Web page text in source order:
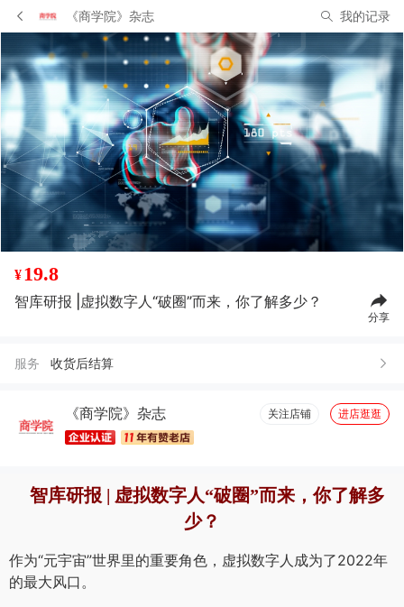
《商学院》杂志 我的记录
¥19.8
智库研报 |虚拟数字人“破圈”而来，你了解多少？
分享
服务 收货后结算
《商学院》杂志 关注店铺 进店逛逛
智库研报 | 虚拟数字人“破圈”而来，你了解多
少？
作为“元宇宙”世界里的重要角色，虚拟数字人成为了2022年
的最大风口。